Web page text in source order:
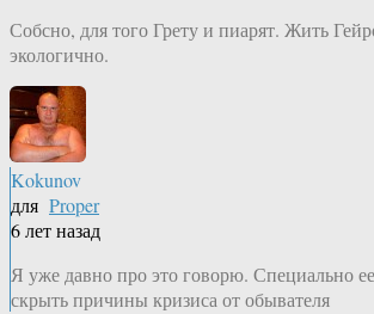
Собсно, для того Грету и пиарят. Жить
экологично.
Kokunov
для Proper
6 лет назад
Я уже давно про это говорю. Специально
скрыть причины кризиса от обывателя